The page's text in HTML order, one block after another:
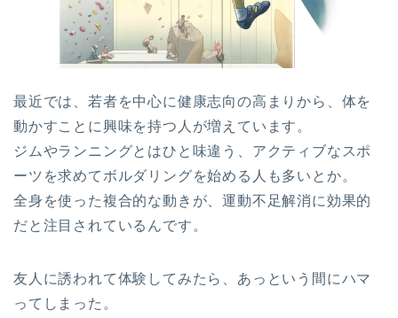
最近では、若者を中心に健康志向の高まりから、体を
動かすことに興味を持つ人が増えています。
ジムやランニングとはひと味違う、アクティブなスポ
ーツを求めてボルダリングを始める人も多いとか。
全身を使った複合的な動きが、運動不足解消に効果的
だと注目されているんです。
友人に誘われて体験してみたら、あっという間にハマ
ってしまった。